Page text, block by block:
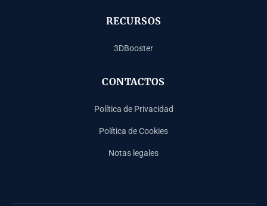
RECURSOS
3DBooster
CONTACTOS
Política de Privacidad
Política de Cookies
Notas legales